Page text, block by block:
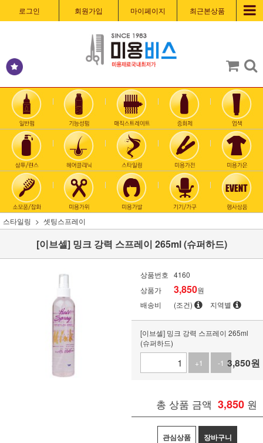
로그인 회원가입 마이페이지 최근본상품
스타일링 셋팅스프레이
[이브셀] 밍크 강력 스프레이 265ml (슈퍼하드)
상품번호 4160
상품가
3,850원
배송비
(조건) 지역별
[이브셀] 밍크 강력 스프레이 265ml
(슈퍼하드)
+1
-1 3,850원
총 상품 금액 3,850 원
관심상품 장바구니